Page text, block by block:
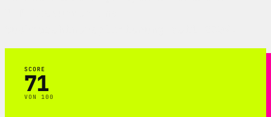
SCORE
71
VON 100